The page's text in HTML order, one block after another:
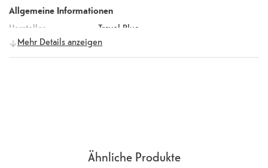
Allgemeine Informationen
Hersteller
Travel Blue
Herstellernummer
896
EAN Code
5018404008961
Mehr Details anzeigen
Ähnliche Produkte